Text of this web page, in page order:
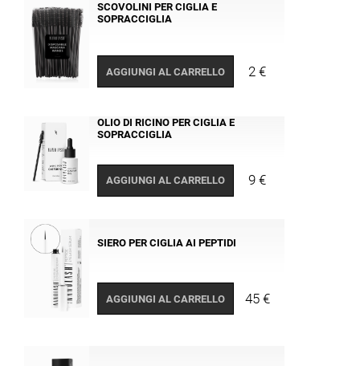
SCOVOLINI PER CIGLIA E
SOPRACCIGLIA
AGGIUNGI AL CARRELLO 2 €
OLIO DI RICINO PER CIGLIA E
SOPRACCIGLIA
AGGIUNGI AL CARRELLO 9 €
SIERO PER CIGLIA AI PEPTIDI
AGGIUNGI AL CARRELLO 45 €